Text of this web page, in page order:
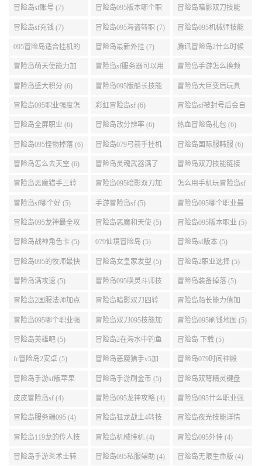
(8)
冒险岛sf账号 (7) 冒险岛095版本哪个职
业段数高些 (7)
冒险岛暗影双刀技能
加点095版本 (7)
冒险岛sf充钱 (7) 冒险岛095海盗转职 (7) 冒险岛095机械师技能
演示 (7)
095冒险岛适合挂机的
地图 (7)
冒险岛最新外挂 (7) 腾讯冒险岛2什么时候
公测 (7)
冒险岛萌天使能力加
点 (6)
冒险岛sf服务器可以用
自己电脑 (6)
冒险岛手游怎么换频
道 (6)
冒险岛盛大积分 (6) 冒险岛095版船长技能
介绍 (6)
冒险岛大巨变后玩具
城组队任务 (6)
冒险岛095职业强度怎
么选 (6)
彩虹冒险岛sf (6) 冒险岛sf被封号后会自
动关闭电脑 (6)
冒险岛全屏职业 (6) 冒险岛改分辨率 (6) 热血冒险岛礼包 (6)
冒险岛095怪物掉落 (6) 冒险岛079弓箭手挂机
升级的地方 (6)
冒险岛国际服韩服 (6)
冒险岛怎么去天空 (6) 冒险岛灵魂武器满了
(6)
冒险岛双刀技能链接
(5)
冒险岛恶魔猎手三转
技能加点顺序 (5)
冒险岛095暗影双刀加
点 (5)
怎么用手机玩冒险岛sf
(5)
冒险岛sf哪个好 (5) 手游冒险岛sf (5) 冒险岛095哪个职业最
好 (5)
冒险岛095龙神最全攻
略 (5)
冒险岛恶魔和天使 (5) 冒险岛095版本职业 (5)
冒险岛战神角色卡 (5) 079仙境冒险岛 (5) 冒险岛sf版本 (5)
冒险岛095的牧师最快
升级路线 (5)
冒险岛女皇家发型 (5) 冒险岛2职业选择 (5)
冒险岛满攻速 (5) 冒险岛095唤灵斗师技
能介绍 (5)
冒险岛装备掉落 (5)
冒险岛2国服法师加点
(5)
冒险岛暗影双刀四转
任务 (5)
冒险岛船长能力值加
点 (5)
冒险岛095哪个职业强
势 (5)
冒险岛双刀095技能加
点 (5)
冒险岛095刷钱地图 (5)
冒险岛英雄吧 (5) 冒险岛2在海水中钓鱼
(5)
冒险岛 下载 (5)
fc冒险岛2安卓 (5) 冒险岛恶魔猎手v5加
点 (5)
冒险岛079时间神殿
999任务 (5)
冒险岛手游sf版苹果
(5)
冒险岛手游刷金币 (5) 冒险岛双弩精灵键盘
设置 (5)
皮皮冒险岛sf (4) 冒险岛095龙神攻略 (4) 冒险岛095什么职业强
(4)
冒险岛服务端095 (4) 冒险岛狂龙战士4转技
能加点 (4)
冒险岛夜光技能详情
(4)
冒险岛119龙的传人技
能加点 (4)
冒险岛机械挂机 (4) 冒险岛095外挂 (4)
冒险岛手游炎术士转 冒险岛095私服辅助 (4) 冒险岛无限生命版 (4)